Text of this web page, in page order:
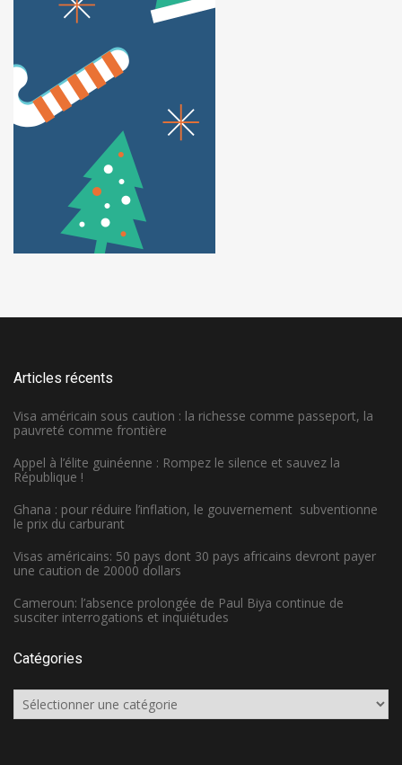
Articles récents
Visa américain sous caution : la richesse comme passeport, la
pauvreté comme frontière
Appel à l’élite guinéenne : Rompez le silence et sauvez la
République !
Ghana : pour réduire l’inflation, le gouvernement subventionne
le prix du carburant
Visas américains: 50 pays dont 30 pays africains devront payer
une caution de 20000 dollars
Cameroun: l’absence prolongée de Paul Biya continue de
susciter interrogations et inquiétudes
Catégories
Catégories